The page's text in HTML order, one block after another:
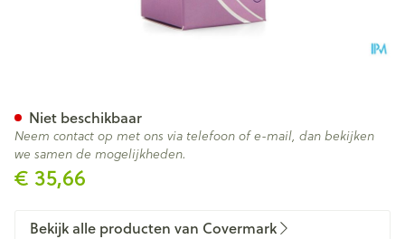
€ 35,66
Niet beschikbaar
Neem contact op met ons via telefoon of e-mail, dan bekijken
we samen de mogelijkheden.
Bekijk alle producten van Covermark